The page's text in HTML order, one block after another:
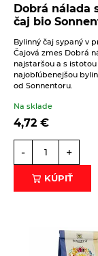
Éterické oleje na
Keramické slniečko
Kúpele na
Literatúra
Tašky, vrecká
Beriem na
Dobrá nálada
čaj bio
Bylinný čaj sypaný v
Čajová zmes Dobrá
najstaršou a s istotou
najobľúbenejšou
od Sonnentoru.
Na sklade
4,72 €
- +
KÚPIŤ